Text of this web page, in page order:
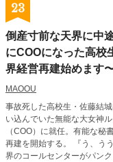
23
倒産寸前な天界に中
にCOOになった高校
界経営再建始めます
MAOOU
事故死した高校生・佐藤結
い込んでいた無能な大女神
（COO）に就任。有能な
再建を開始する。 『う、うう……！ 現場からの悲鳴の祈りが多すぎて、最近神
界のコールセンターがパン